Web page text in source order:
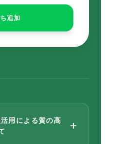
追加
用による質の高
+